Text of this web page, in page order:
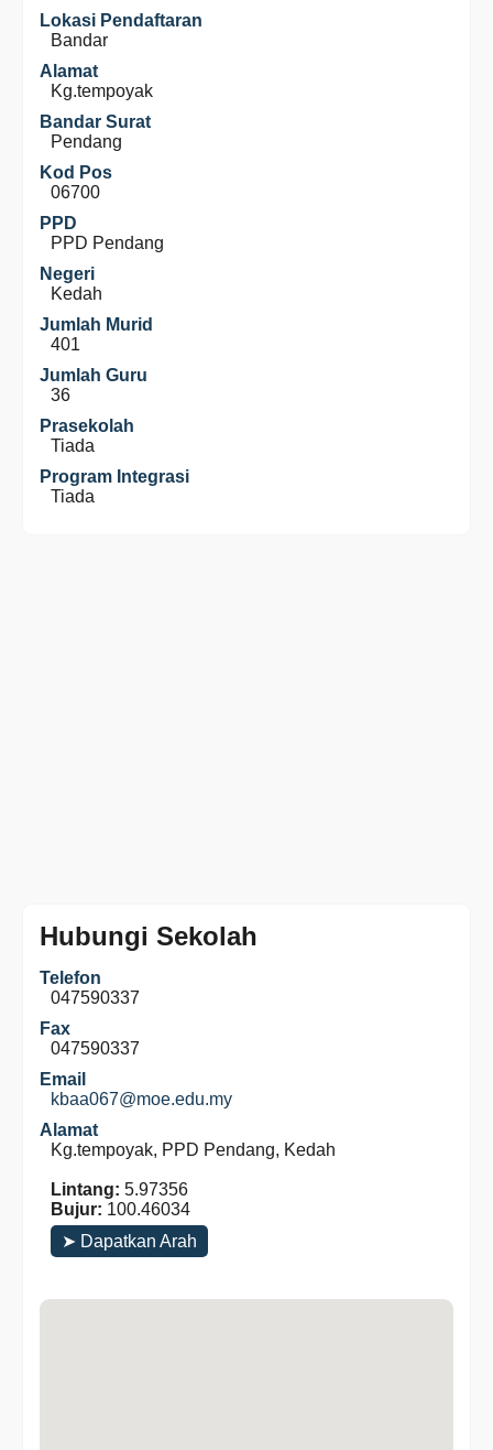
Lokasi Pendaftaran
Bandar
Alamat
Kg.tempoyak
Bandar Surat
Pendang
Kod Pos
06700
PPD
PPD Pendang
Negeri
Kedah
Jumlah Murid
401
Jumlah Guru
36
Prasekolah
Tiada
Program Integrasi
Tiada
Hubungi Sekolah
Telefon
047590337
Fax
047590337
Email
kbaa067@moe.edu.my
Alamat
Kg.tempoyak, PPD Pendang, Kedah
Lintang: 5.97356
Bujur: 100.46034
➤ Dapatkan Arah